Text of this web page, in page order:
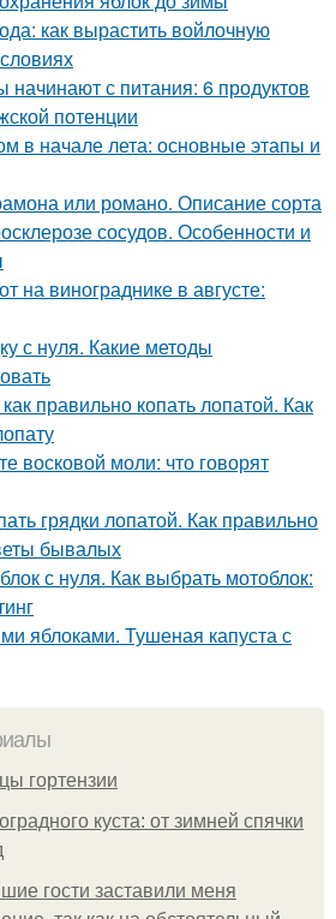
как вырастить войлочную
с питания: 6 продуктов
потенции
в начале лета: основные этапы и
или романо. Описание сорта
сосудов. Особенности и
на винограднике в августе:
с нуля. Какие методы
правильно копать лопатой. Как
восковой моли: что говорят
грядки лопатой. Как правильно
бывалых
с нуля. Как выбрать мотоблок:
яблоками. Тушеная капуста с
гортензии
куста: от зимней спячки
гости заставили меня